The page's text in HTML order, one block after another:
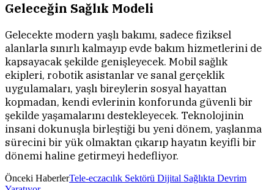
Geleceğin Sağlık Modeli
Gelecekte modern yaşlı bakımı, sadece fiziksel
alanlarla sınırlı kalmayıp evde bakım hizmetlerini de
kapsayacak şekilde genişleyecek. Mobil sağlık
ekipleri, robotik asistanlar ve sanal gerçeklik
uygulamaları, yaşlı bireylerin sosyal hayattan
kopmadan, kendi evlerinin konforunda güvenli bir
şekilde yaşamalarını destekleyecek. Teknolojinin
insani dokunuşla birleştiği bu yeni dönem, yaşlanma
sürecini bir yük olmaktan çıkarıp hayatın keyifli bir
dönemi haline getirmeyi hedefliyor.
Önceki HaberlerTele-eczacılık Sektörü Dijital Sağlıkta Devrim